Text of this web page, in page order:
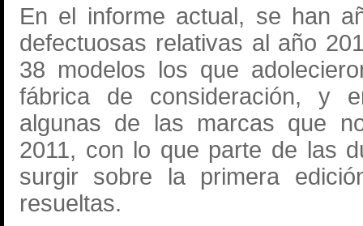
En el informe actual, se han
defectuosas relativas al año
38 modelos los que
fábrica de consideración, y
algunas de las marcas que
2011, con lo que parte de las
surgir sobre la primera
resueltas.